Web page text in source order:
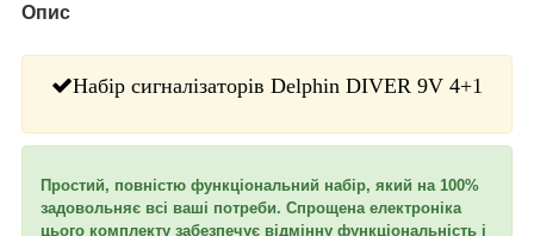
Опис
Набір сигналізаторів Delphin DIVER 9V 4+1
Простий, повністю функціональний набір, який на 100%
задовольняє всі ваші потреби. Спрощена електроніка
цього комплекту забезпечує відмінну функціональність і